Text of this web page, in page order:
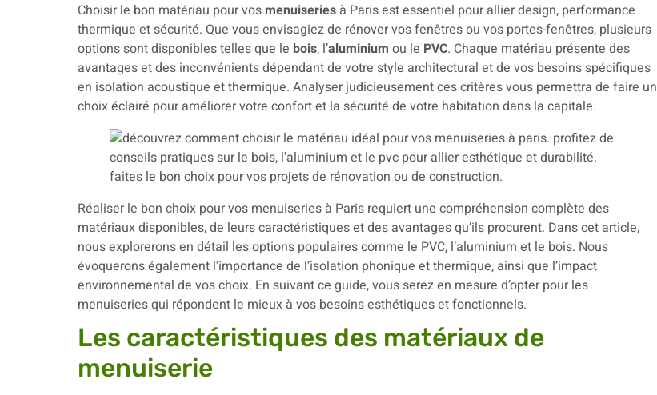
Choisir le bon matériau pour vosmenuiseries à Paris est essentiel pour allier design, performance
thermique et sécurité. Que vous envisagiez de rénover vos fenêtres ou vos portes-fenêtres, plusieurs
options sont disponibles telles que le bois, l’aluminium ou le PVC. Chaque matériau présente des
avantages et des inconvénients dépendant de votre style architectural et de vos besoins spécifiques
en isolation acoustique et thermique. Analyser judicieusement ces critères vous permettra de faire un
choix éclairé pour améliorer votre confort et la sécurité de votre habitation dans la capitale.
Réaliser le bon choix pour vos menuiseries à Paris requiert une compréhension complète des
matériaux disponibles, de leurs caractéristiques et des avantages qu’ils procurent. Dans cet article,
nous explorerons en détail les options populaires comme le PVC, l’aluminium et le bois. Nous
évoquerons également l’importance de l’isolation phonique et thermique, ainsi que l’impact
environnemental de vos choix. En suivant ce guide, vous serez en mesure d’opter pour les
menuiseries qui répondent le mieux à vos besoins esthétiques et fonctionnels.
Les caractéristiques des matériaux de
menuiserie